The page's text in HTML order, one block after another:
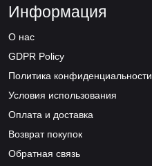
Информация
О нас
GDPR Policy
Политика конфиденциальности
Условия использования
Оплата и доставка
Возврат покупок
Обратная связь